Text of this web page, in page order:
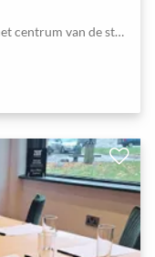
Heerlijke intieme een op een ruimte in het centrum van de stad